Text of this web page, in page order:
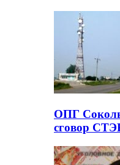
ОПГ
сговор